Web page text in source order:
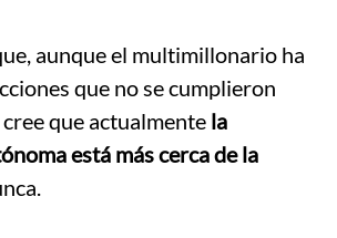
aunque el multimillonario ha
que no se cumplieron
que actualmente la
está más cerca de la